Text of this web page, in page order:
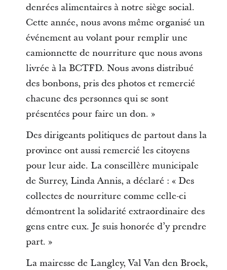
denrées alimentaires à notre siège social.
Cette année, nous avons même organisé un
événement au volant pour remplir une
camionnette de nourriture que nous avons
livrée à la BCTFD. Nous avons distribué
des bonbons, pris des photos et remercié
chacune des personnes qui se sont
présentées pour faire un don. »
Des dirigeants politiques de partout dans la
province ont aussi remercié les citoyens
pour leur aide. La conseillère municipale
de Surrey, Linda Annis, a déclaré : « Des
collectes de nourriture comme celle-ci
démontrent la solidarité extraordinaire des
gens entre eux. Je suis honorée d’y prendre
part. »
La mairesse de Langley, Val Van den Broek,